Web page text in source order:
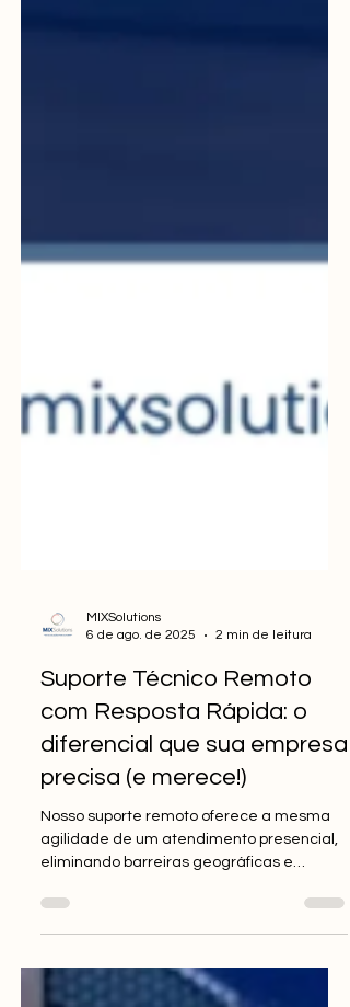
6 de ago. de 2025
2 min de leitura
Suporte Técnico Remoto
com Resposta Rápida: o
diferencial que sua empresa
precisa (e merece!)
Nosso suporte remoto oferece a mesma
eliminando barreiras geográficas e
além da tecnologia: ele se baseia em
escuta ativa, empatia e uma resolução de